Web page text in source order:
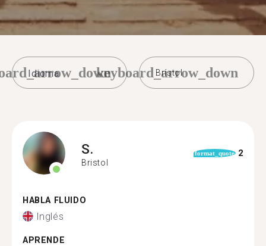
Brístol
keyboard_arrow_down
S.
Bristol
format_quote 2
HABLA FLUIDO
Inglés
APRENDE